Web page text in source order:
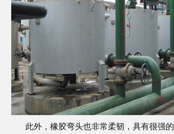
此外，橡胶弯头也非常柔韧，具有很强的